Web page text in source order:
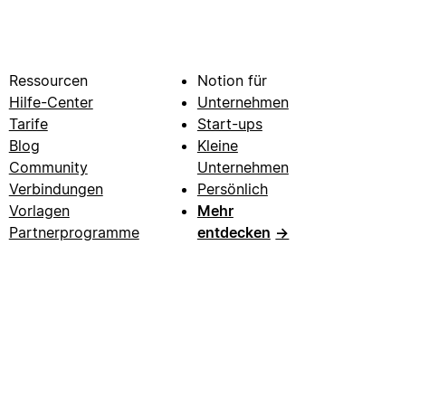
Ressourcen
Hilfe-Center
Tarife
Blog
Community
Verbindungen
Vorlagen
Partnerprogramme
Notion für
Unternehmen
Start-ups
Kleine
Unternehmen
Persönlich
Mehr
entdecken →